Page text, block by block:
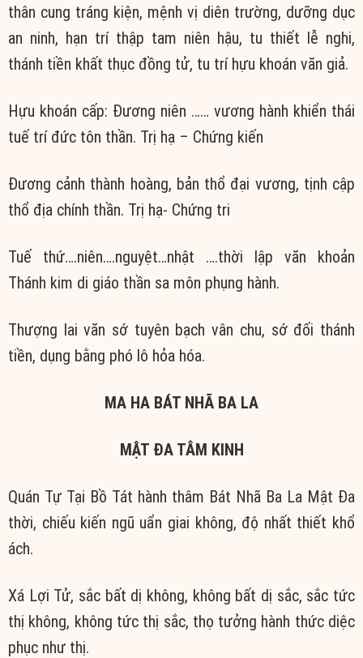
thân cung tráng kiện, mệnh vị diên trường, dưỡng dục
an ninh, hạn trí thập tam niên hậu, tu thiết lễ nghi,
thánh tiền khất thục đồng tử, tu trí hựu khoán văn giả.
Hựu khoán cấp: Đương niên …… vương hành khiển thái
tuế trí đức tôn thần. Trị hạ – Chứng kiến
Đương cảnh thành hoàng, bản thổ đại vương, tịnh cập
thổ địa chính thần. Trị hạ- Chứng tri
Tuế thứ….niên….nguyệt…nhật ….thời lập văn khoản
Thánh kim di giáo thần sa môn phụng hành.
Thượng lai văn sớ tuyên bạch vân chu, sớ đối thánh
tiền, dụng bằng phó lô hỏa hóa.
MA HA BÁT NHÃ BA LA
MẬT ĐA TÂM KINH
Quán Tự Tại Bồ Tát hành thâm Bát Nhã Ba La Mật Đa
thời, chiếu kiến ngũ uẩn giai không, độ nhất thiết khổ
ách.
Xá Lợi Tử, sắc bất dị không, không bất dị sắc, sắc tức
thị không, không tức thị sắc, thọ tưởng hành thức diệc
phục như thị.